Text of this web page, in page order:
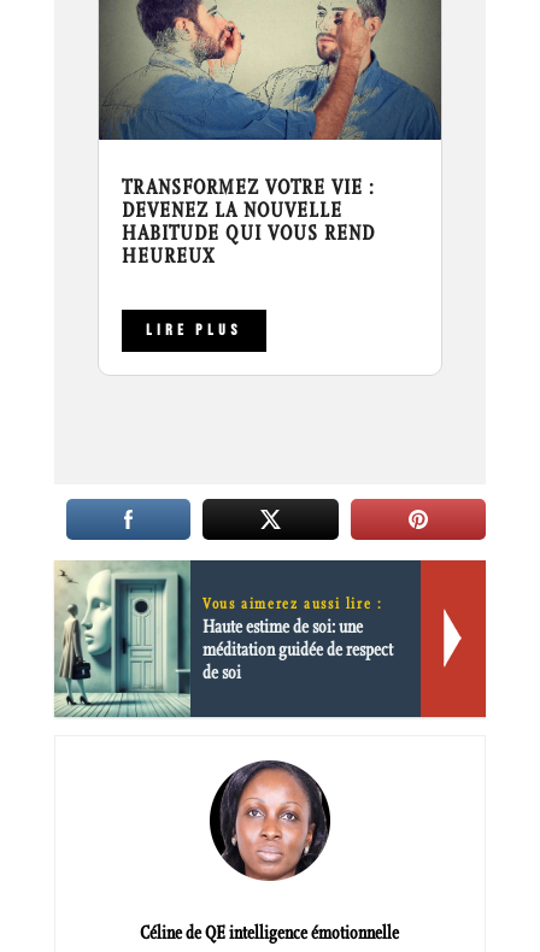
TRANSFORMEZ VOTRE VIE :
DEVENEZ LA NOUVELLE
HABITUDE QUI VOUS REND
HEUREUX
LIRE PLUS
Vous aimerez aussi lire :
Haute estime de soi: une
méditation guidée de respect
de soi
Céline de QE intelligence émotionnelle